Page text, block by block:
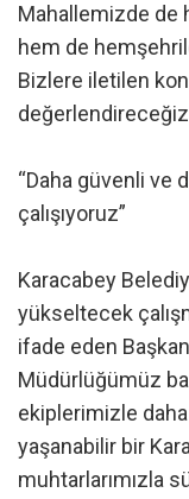
Mahallemizde de
hem de
Bizlere iletilen
“Daha güvenli ve
çalışıyoruz”
Karacabey
yükseltecek
ifade eden
Müdürlüğümüz
ekiplerimizle
yaşanabilir bir
muhtarlarımızla